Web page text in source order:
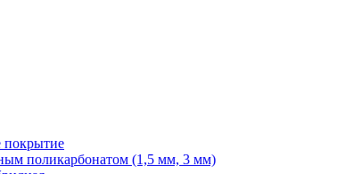
покрытие
поликарбонатом (1,5 мм, 3 мм)